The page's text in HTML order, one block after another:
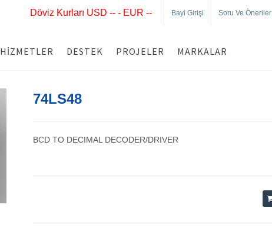
Döviz Kurları USD -- - EUR -- Bayi Girişi Soru Ve Öneriler
HIZMETLER DESTEK PROJELER MARKALAR
74LS48
BCD TO DECIMAL DECODER/DRIVER